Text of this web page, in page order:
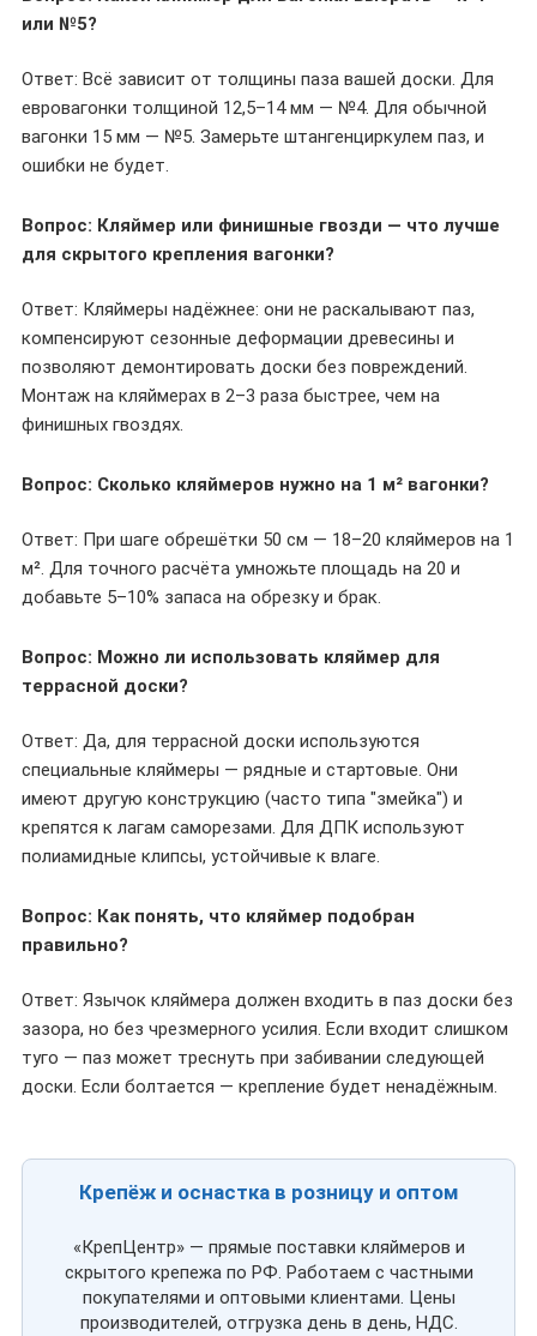
или №5?
Ответ: Всё зависит от толщины паза вашей доски. Для
евровагонки толщиной 12,5–14 мм — №4. Для обычной
вагонки 15 мм — №5. Замерьте штангенциркулем паз, и
ошибки не будет.
Вопрос: Кляймер или финишные гвозди — что лучше
для скрытого крепления вагонки?
Ответ: Кляймеры надёжнее: они не раскалывают паз,
компенсируют сезонные деформации древесины и
позволяют демонтировать доски без повреждений.
Монтаж на кляймерах в 2–3 раза быстрее, чем на
финишных гвоздях.
Вопрос: Сколько кляймеров нужно на 1 м² вагонки?
Ответ: При шаге обрешётки 50 см — 18–20 кляймеров на 1
м². Для точного расчёта умножьте площадь на 20 и
добавьте 5–10% запаса на обрезку и брак.
Вопрос: Можно ли использовать кляймер для
террасной доски?
Ответ: Да, для террасной доски используются
специальные кляймеры — рядные и стартовые. Они
имеют другую конструкцию (часто типа "змейка") и
крепятся к лагам саморезами. Для ДПК используют
полиамидные клипсы, устойчивые к влаге.
Вопрос: Как понять, что кляймер подобран
правильно?
Ответ: Язычок кляймера должен входить в паз доски без
зазора, но без чрезмерного усилия. Если входит слишком
туго — паз может треснуть при забивании следующей
доски. Если болтается — крепление будет ненадёжным.
Крепёж и оснастка в розницу и оптом
«КрепЦентр» — прямые поставки кляймеров и
скрытого крепежа по РФ. Работаем с частными
покупателями и оптовыми клиентами. Цены
производителей, отгрузка день в день, НДС.